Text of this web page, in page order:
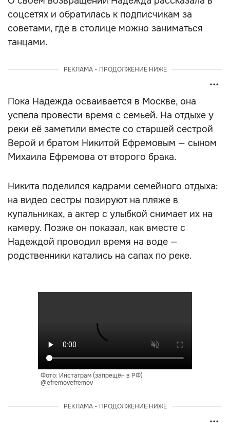
соцсетях и обратилась к подписчикам за
советами, где в столице можно заниматься
танцами.
РЕКЛАМА - ПРОДОЛЖЕНИЕ НИЖЕ
Пока Надежда осваивается в Москве, она
успела провести время с семьей. На отдыхе у
реки её заметили вместе со старшей сестрой
Верой и братом Никитой Ефремовым — сыном
Михаила Ефремова от второго брака.
Никита поделился кадрами семейного отдыха:
на видео сестры позируют на пляже в
купальниках, а актер с улыбкой снимает их на
камеру. Позже он показал, как вместе с
Надеждой проводил время на воде —
родственники катались на сапах по реке.
Фото: Инстаграм (запрещён в РФ)
@efremovefremov
РЕКЛАМА - ПРОДОЛЖЕНИЕ НИЖЕ